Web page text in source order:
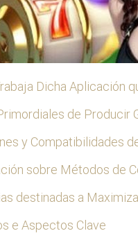
Dicha Aplicación
de Producir
y Compatibilidades
sobre Métodos de
destinadas a
e Aspectos Clave